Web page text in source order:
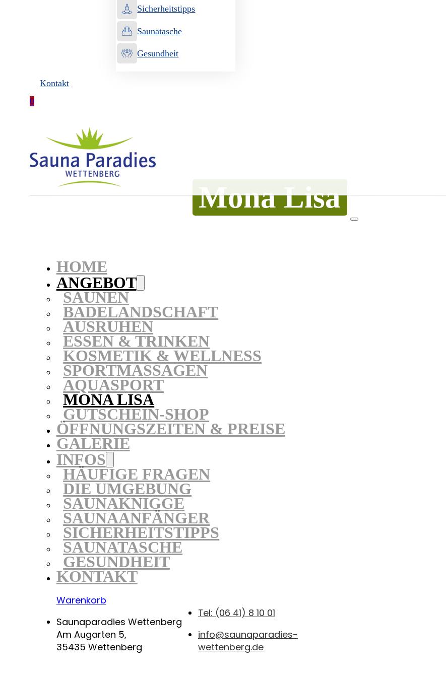
Sicherheitstipps
Saunatasche
Gesundheit
Kontakt
0
HOME
ANGEBOT
SAUNEN
BADELANDSCHAFT
AUSRUHEN
ESSEN & TRINKEN
KOSMETIK & WELLNESS
SPORTMASSAGEN
AQUASPORT
MONA LISA
GUTSCHEIN-SHOP
ÖFFNUNGSZEITEN & PREISE
GALERIE
INFOS
HÄUFIGE FRAGEN
DIE UMGEBUNG
SAUNAKNIGGE
SAUNAANFÄNGER
SICHERHEITSTIPPS
SAUNATASCHE
GESUNDHEIT
KONTAKT
Warenkorb
Saunaparadies Wettenberg
Am Augarten 5,
35435 Wettenberg
Tel: (06 41) 8 10 01
info@saunaparadies-
wettenberg.de
Mona Lisa